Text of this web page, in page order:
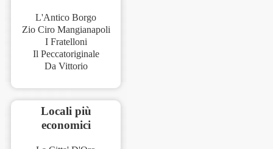
L'Antico Borgo
Zio Ciro Mangianapoli
I Fratelloni
Il Peccatoriginale
Da Vittorio
Locali più
economici